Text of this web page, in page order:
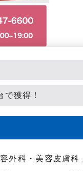
獲得！
容外科・美容皮膚科